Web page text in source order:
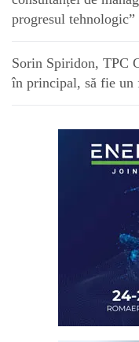
progresul tehnologic”
Sorin Spiridon, TPC
în principal, să fie un